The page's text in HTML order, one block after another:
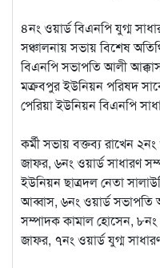
‎৪নং ওয়ার্ড বিএনপি যুগ্ম
সঞ্চালনায় সভায় বিশেষ
বিএনপি সভাপতি আলী
মক্রবপুর ইউনিয়ন পরিষদ
পেরিয়া ইউনিয়ন বিএনপি
‎কর্মী সভায় বক্তব্য রাখেন
জাফর, ৬নং ওয়ার্ড সাধারণ
ইউনিয়ন ছাত্রদল নেতা
আব্বাস, ৬নং ওয়ার্ড সভাপতি
সম্পাদক কামাল হোসেন, ৮নং
জাফর, ৭নং ওয়ার্ড যুগ্ম